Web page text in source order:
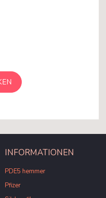
INFORMATIONEN
PDE5 hemmer
Pfizer